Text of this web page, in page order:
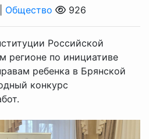
Общество 926
Российской
регионе по инициативе
ребенка в Брянской
конкурс